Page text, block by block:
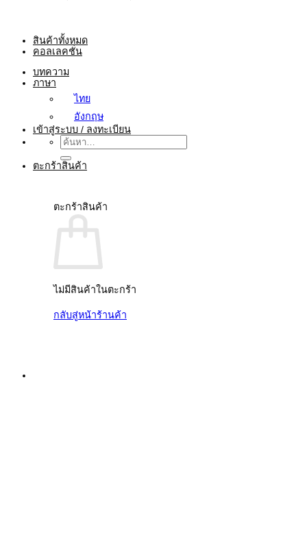
สินค้าทั้งหมด
คอลเลคชั่น
บทความ
ภาษา
ไทย
อังกฤษ
เข้าสู่ระบบ / ลงทะเบียน
ค้นหา:
ตะกร้าสินค้า
ตะกร้าสินค้า
ไม่มีสินค้าในตะกร้า
กลับสู่หน้าร้านค้า